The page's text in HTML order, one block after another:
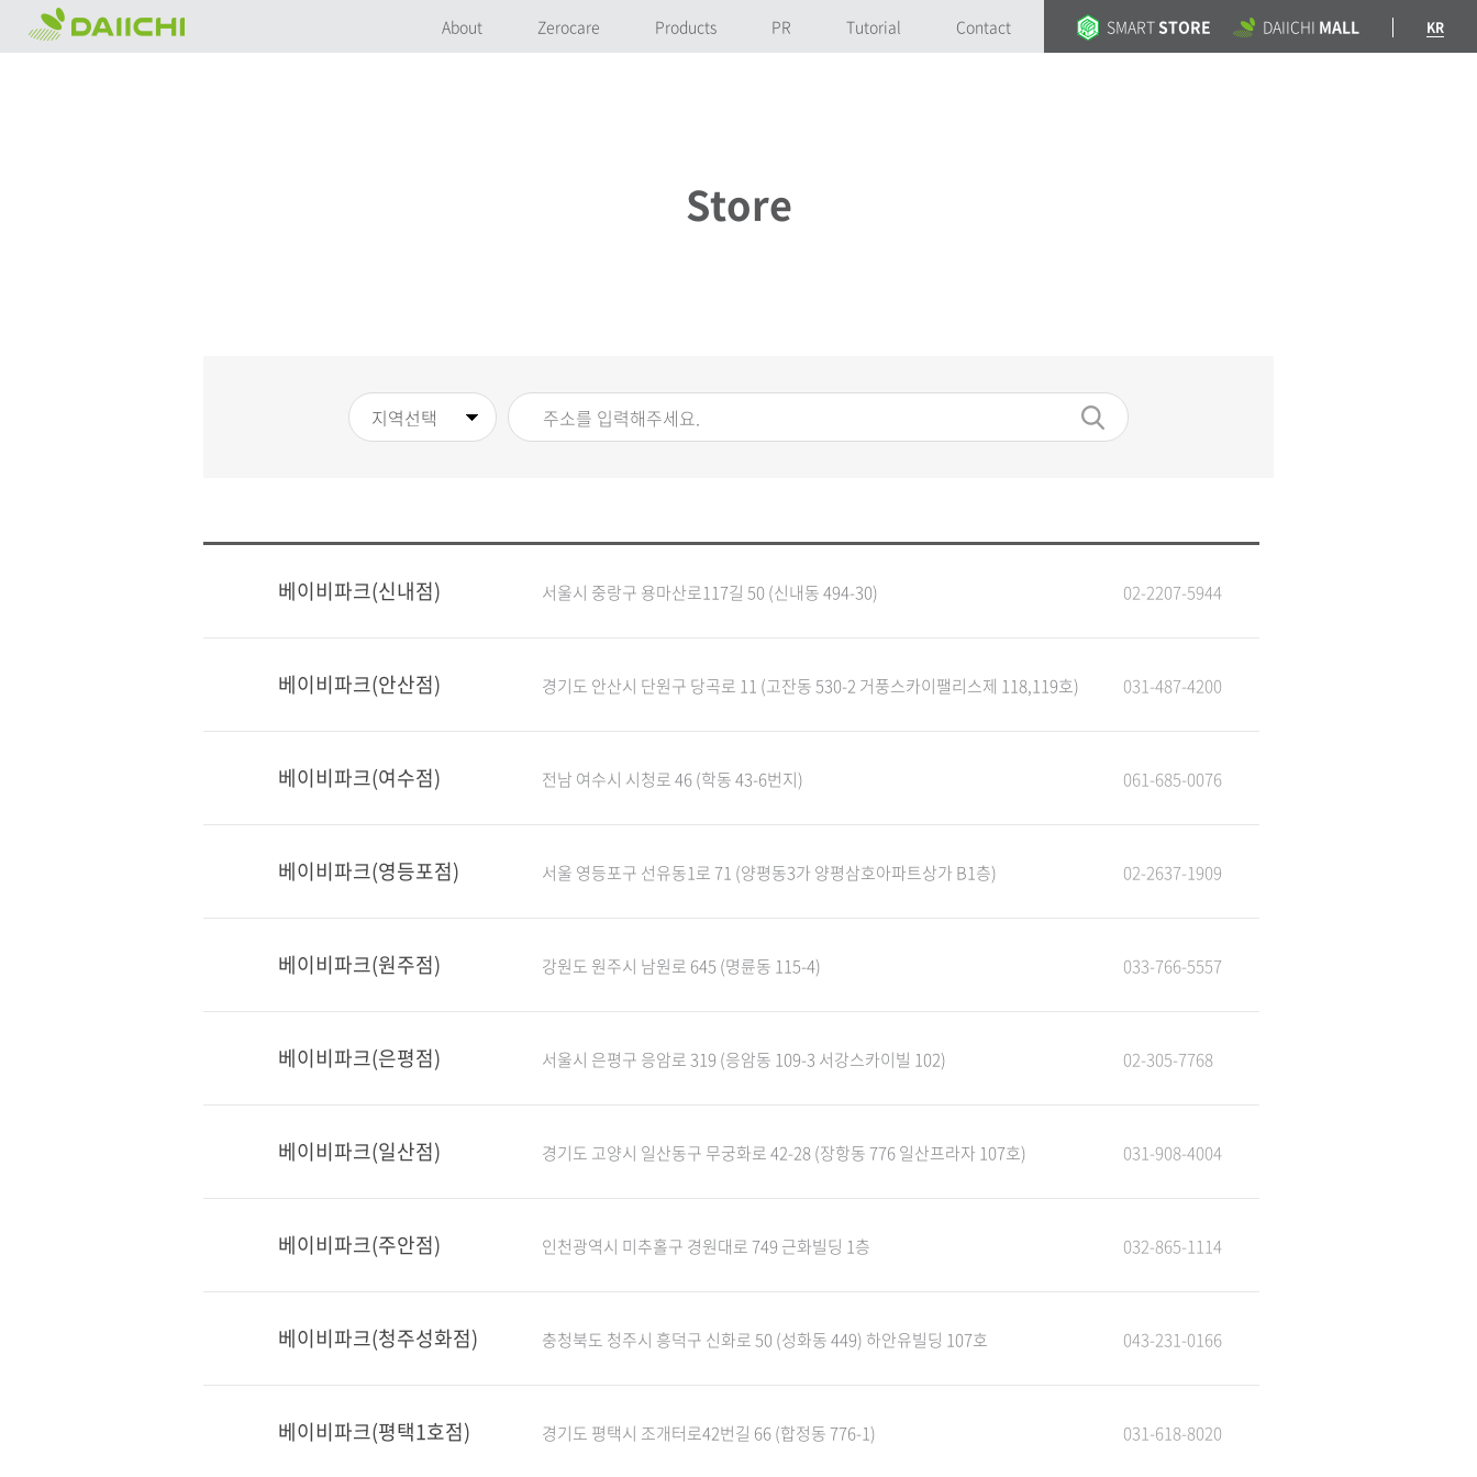
About Zerocare Products PR Tutorial Contact SMARTSTORE DAIICHI MALL KR
Store
베이비파크(신내점) 서울시 중랑구 용마산로117길 50 (신내동 494-30) 02-2207-5944
베이비파크(안산점) 경기도 안산시 단원구 당곡로 11 (고잔동 530-2 거풍스카이팰리스제 118,119호) 031-487-4200
베이비파크(여수점) 전남 여수시 시청로 46 (학동 43-6번지) 061-685-0076
베이비파크(영등포점) 서울 영등포구 선유동1로 71 (양평동3가 양평삼호아파트상가 B1층) 02-2637-1909
베이비파크(원주점) 강원도 원주시 남원로 645 (명륜동 115-4) 033-766-5557
베이비파크(은평점) 서울시 은평구 응암로 319 (응암동 109-3 서강스카이빌 102) 02-305-7768
베이비파크(일산점) 경기도 고양시 일산동구 무궁화로 42-28 (장항동 776 일산프라자 107호) 031-908-4004
베이비파크(주안점) 인천광역시 미추홀구 경원대로 749 근화빌딩 1층 032-865-1114
베이비파크(청주성화점) 충청북도 청주시 흥덕구 신화로 50 (성화동 449) 하안유빌딩 107호 043-231-0166
베이비파크(평택1호점) 경기도 평택시 조개터로42번길 66 (합정동 776-1) 031-618-8020